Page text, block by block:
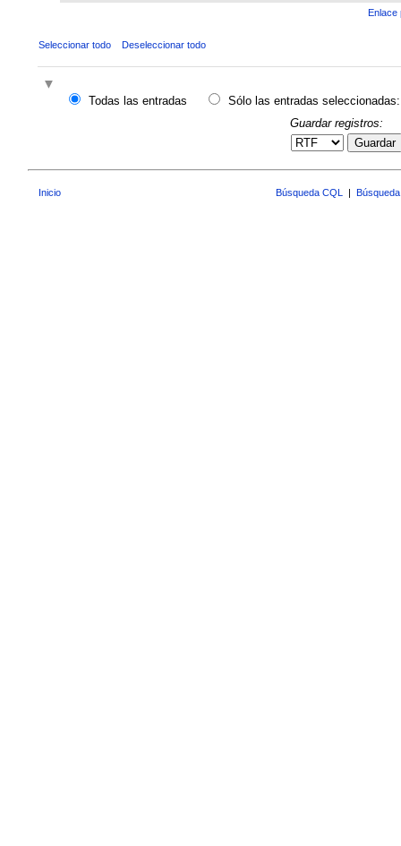
Enlace
Seleccionar todo Deseleccionar todo
Todas las entradas
Sólo las entradas seleccionadas:
Guardar registros:
Guardar
Inicio Búsqueda CQL